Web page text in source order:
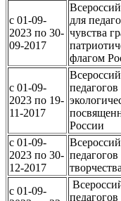
c 01-09-
2023 по 30-
09-2017
для
чувства
флагом
c 01-09-
2023 по 19-
11-2017
России
c 01-09-
2023 по 30-
12-2017
c 01-09-